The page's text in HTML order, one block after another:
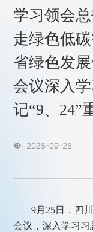
学习领会
走绿色低
省绿色发
会议深入
记“9、24”
 2025-09-25
9月25日，四
会议，深入学习习